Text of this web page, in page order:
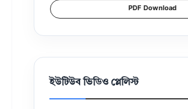
PDF Download
ইউটিউব ভিডিও প্লেলিস্ট